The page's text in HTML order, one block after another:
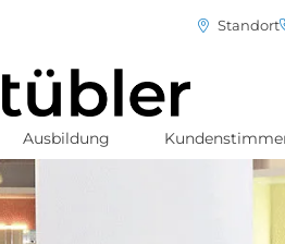
Standort
Ausbildung